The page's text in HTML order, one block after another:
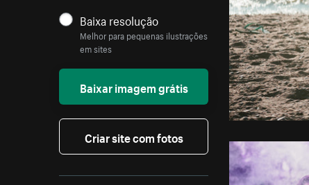
Baixa resolução
Melhor para pequenas ilustrações
em sites
Baixar imagem grátis
Criar site com fotos